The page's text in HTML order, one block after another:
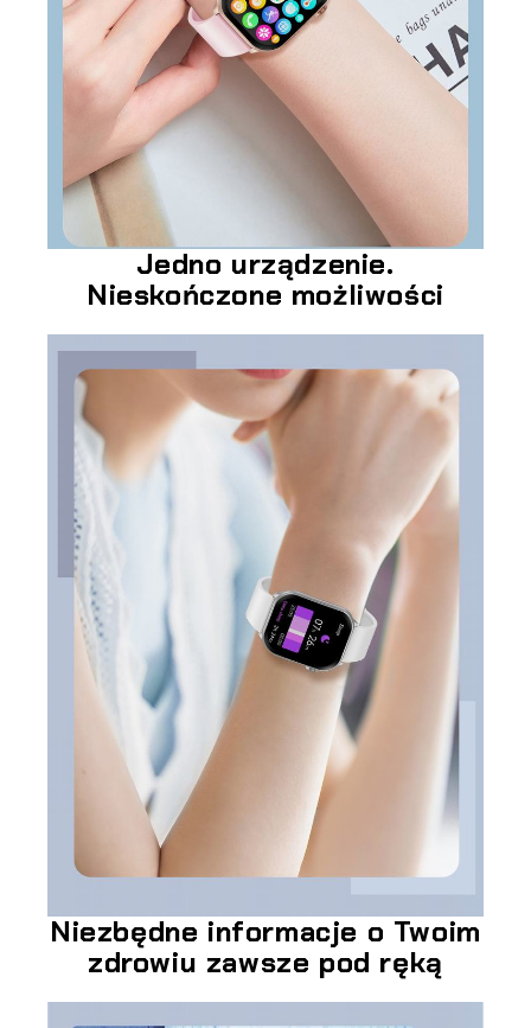
Jedno urządzenie.
Nieskończone możliwości
Niezbędne informacje o Twoim
zdrowiu zawsze pod ręką